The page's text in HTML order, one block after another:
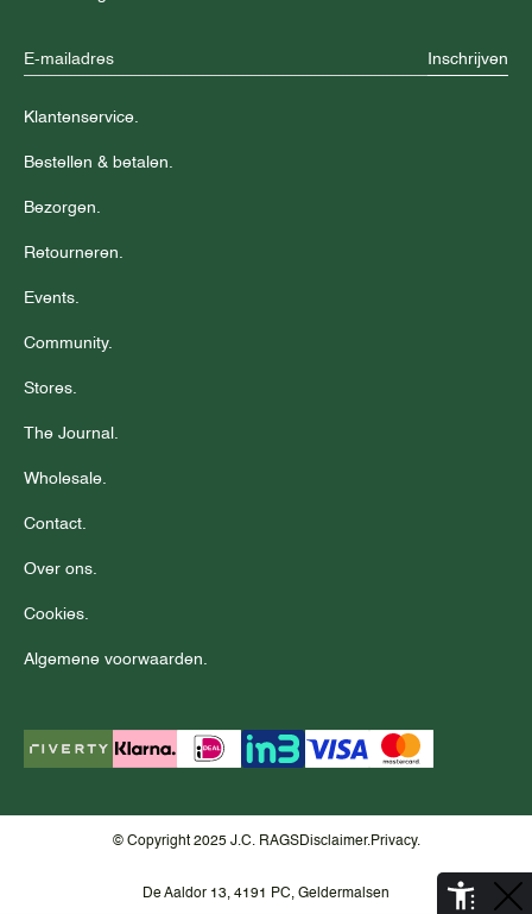
Inschrijven
Klantenservice.
Bestellen & betalen.
Bezorgen.
Retourneren.
Events.
Community.
Stores.
The Journal.
Wholesale.
Contact.
Over ons.
Cookies.
Algemene voorwaarden.
© Copyright 2025 J.C. RAGSDisclaimer.Privacy.
De Aaldor 13, 4191 PC, Geldermalsen